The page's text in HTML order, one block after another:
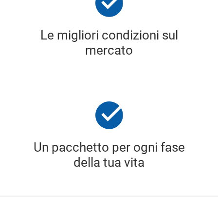
Le migliori condizioni sul
mercato
Un pacchetto per ogni fase
della tua vita